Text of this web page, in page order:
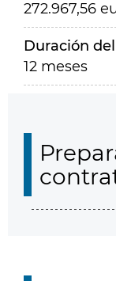
272.967,56
Duración
12 meses